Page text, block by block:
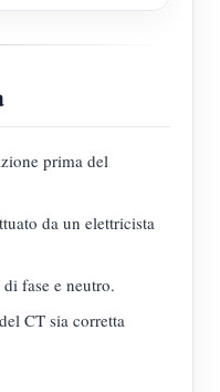
prima del
da un elettricista
fase e neutro.
CT sia corretta